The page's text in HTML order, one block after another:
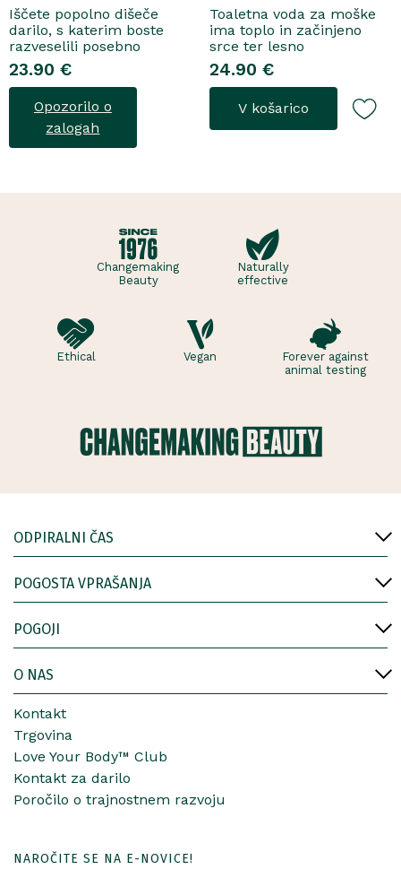
Iščete popolno dišeče
darilo, s katerim boste
razveselili posebno
osebo? Spoznajte naš
darilni set Cherry Blossom
Duo, popolno harmonijo
nežne nege in razkošnega
vonja, ki poskrbi za dobro
počutje vsak dan. Ta
23.90 €
Opozorilo o
zalogah
Toaletna voda za moške
ima toplo in začinjeno
srce ter lesno
osnovo.Topel, začinjen
vonjToaletna voda..
24.90 €
V košarico
Changemaking
Beauty
Naturally
effective
Ethical Vegan
Forever against
animal testing
ODPIRALNI ČAS
POGOSTA VPRAŠANJA
POGOJI
O NAS
Kontakt
Trgovina
Love Your Body™ Club
Kontakt za darilo
Poročilo o trajnostnem razvoju
NAROČITE SE NA E-NOVICE!